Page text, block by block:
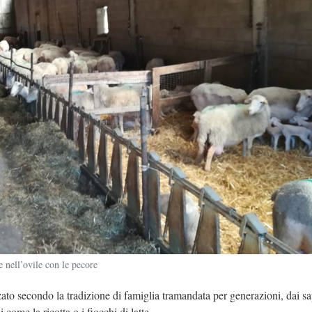
nell’ovile con le pecore
secondo la tradizione di famiglia tramandata per generazioni, dai